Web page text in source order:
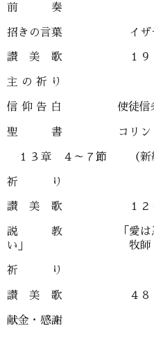
前 奏
招きの言葉 イザヤ
讃 美 歌 １９
主 の 祈 り
信 仰 告 白 使徒信
聖 書 コリントの
１３章 ４～７節 （新約
祈 り
讃 美 歌 １２
説 教 「愛は忍
い」 牧師 粂
祈 り
讃 美 歌 ４８
献金・感謝